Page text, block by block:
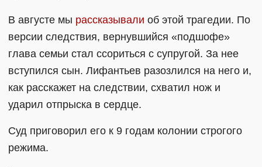
В августе мы рассказывали об этой трагедии. По
версии следствия, вернувшийся «подшофе»
глава семьи стал ссориться с супругой. За нее
вступился сын. Лифантьев разозлился на него и,
как расскажет на следствии, схватил нож и
ударил отпрыска в сердце.
Суд приговорил его к 9 годам колонии строгого
режима.